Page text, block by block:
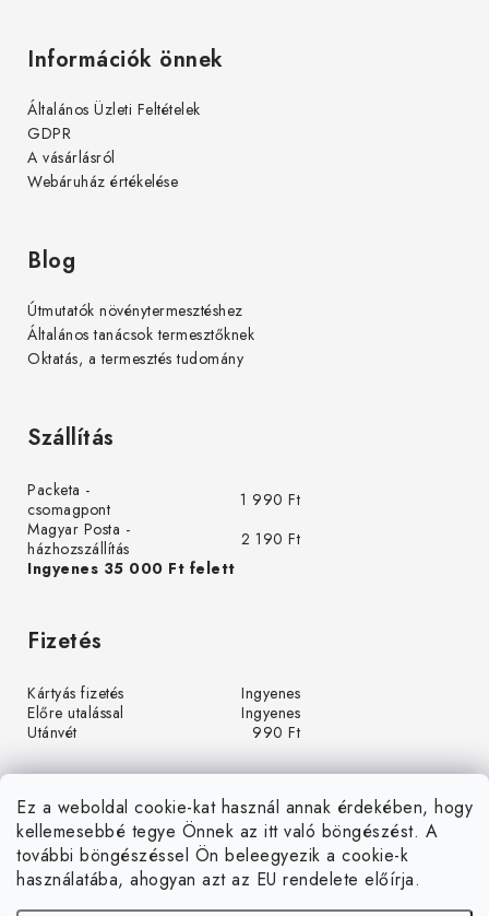
Ez a weboldal cookie-kat használ annak érdekében, hogy
kellemesebbé tegye Önnek az itt való böngészést. A
további böngészéssel Ön beleegyezik a cookie-k
használatába, ahogyan azt az EU rendelete előírja.
Információk önnek
Általános Üzleti Feltételek
GDPR
A vásárlásról
Webáruház értékelése
Blog
Útmutatók növénytermesztéshez
Általános tanácsok termesztőknek
Oktatás, a termesztés tudomány
Szállítás
Packeta -
csomagpont
1 990 Ft
Magyar Posta -
házhozszállítás
2 190 Ft
Ingyenes 35 000 Ft felett
Fizetés
Kártyás fizetés
Ingyenes
Előre utalással
Ingyenes
Utánvét
990 Ft